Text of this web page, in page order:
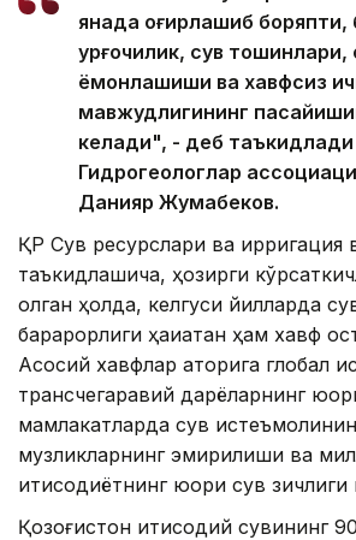
янада оғирлашиб боряпти,
қурғоқчилик, сув
ёмонлашиши ва хавфсиз
мавжудлигининг
келади", - деб таъкидлади
Гидрогеологлар
Данияр Жумабеков.
ҚР Сув ресурслари ва ирригация
таъкидлашича, ҳозирги
олган ҳолда, келгуси йилларда
барқарорлиги ҳақиқатан ҳам хавф
Асосий хавфлар қаторига глобал
трансчегаравий дарёларнинг
мамлакатларда сув
музликларнинг эмирилиши ва
иқтисодиётнинг юқори сув
Қозоғистон иқтисодий сувининг